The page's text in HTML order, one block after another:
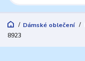
Dámské oblečení
8923